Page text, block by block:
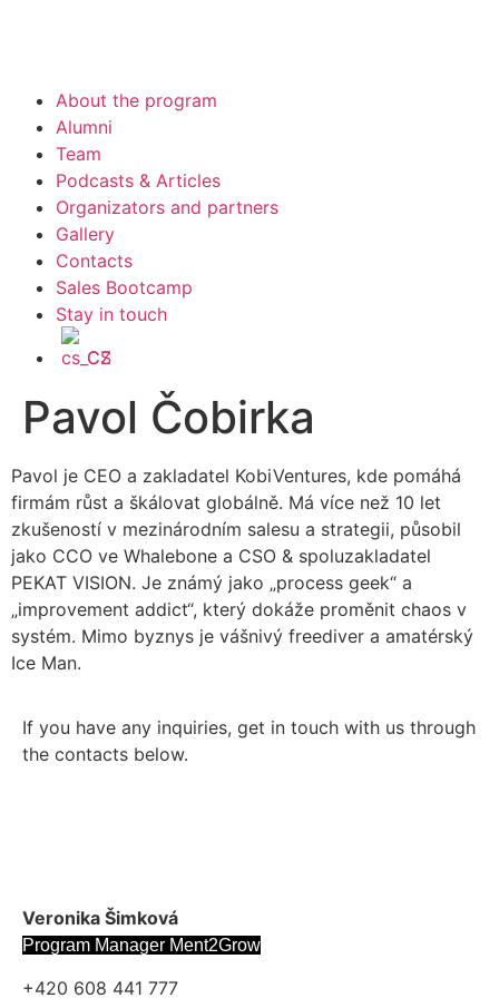
About the program
Alumni
Team
Podcasts & Articles
Organizators and partners
Gallery
Contacts
Sales Bootcamp
Stay in touch
CS
Pavol Čobirka
Pavol je CEO a zakladatel KobiVentures, kde pomáhá
firmám růst a škálovat globálně. Má více než 10 let
zkušeností v mezinárodním salesu a strategii, působil
jako CCO ve Whalebone a CSO & spoluzakladatel
PEKAT VISION. Je známý jako „process geek“ a
„improvement addict“, který dokáže proměnit chaos v
systém. Mimo byznys je vášnivý freediver a amatérský
Ice Man.
If you have any inquiries, get in touch with us through
the contacts below.
Veronika Šimková
Program Manager Ment2Grow
+420 608 441 777